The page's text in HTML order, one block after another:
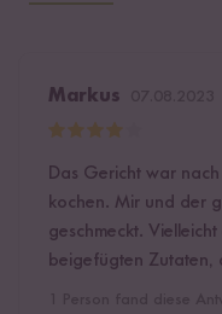
Markus
Das Gericht war
kochen. Mir und der
geschmeckt.
beigefügten Zutaten,